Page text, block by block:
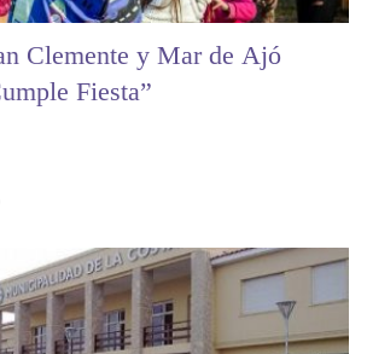
Clemente y Mar de Ajó
Fiesta”